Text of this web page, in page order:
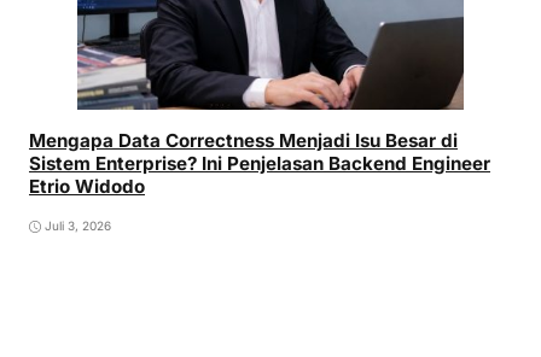
Mengapa Data Correctness Menjadi Isu Besar di
Sistem Enterprise? Ini Penjelasan Backend Engineer
Etrio Widodo
Juli 3, 2026